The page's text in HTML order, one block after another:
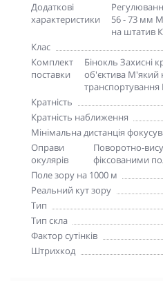
Додаткові
характеристики
56 - 73 мм
на штатив
Клас
Комплект
поставки
Бінокль Захисні
об'єктива М'який
Кратність
Кратність наближення
Мінімальна дистанція
Оправи
окулярів
Поворотно-
фіксованими
Поле зору на 1000 м
Реальний кут зору
Тип
Тип скла
Фактор сутінків
Штрихкод